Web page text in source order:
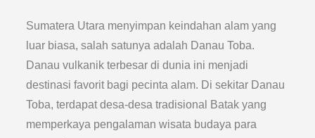
Sumatera Utara menyimpan keindahan alam yang
luar biasa, salah satunya adalah Danau Toba.
Danau vulkanik terbesar di dunia ini menjadi
destinasi favorit bagi pecinta alam. Di sekitar Danau
Toba, terdapat desa-desa tradisional Batak yang
memperkaya pengalaman wisata budaya para